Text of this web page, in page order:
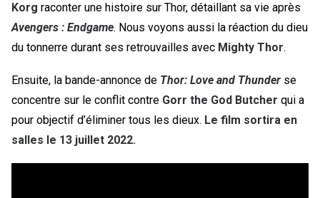
Korg raconter une histoire sur Thor, détaillant sa vie après
Avengers : Endgame. Nous voyons aussi la réaction du dieu
du tonnerre durant ses retrouvailles avec Mighty Thor.
Ensuite, la bande-annonce de Thor: Love and Thunder se
concentre sur le conflit contre Gorr the God Butcher qui a
pour objectif d’éliminer tous les dieux. Le film sortira en
salles le 13 juillet 2022.